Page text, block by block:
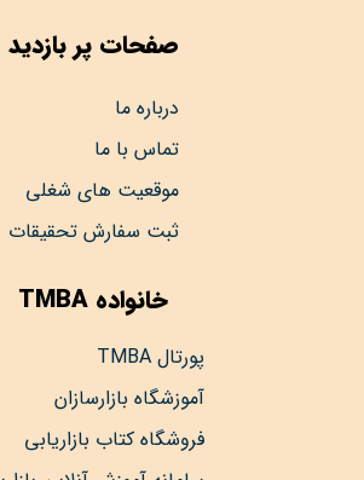
صفحات پر بازدید
درباره ما
تماس با ما
موقعیت های شغلی
ثبت سفارش تحقیقات
خانواده TMBA
پورتال TMBA
آموزشگاه بازارسازان
فروشگاه کتاب بازاریابی